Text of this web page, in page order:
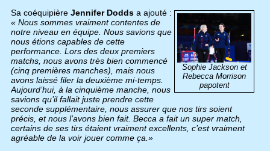
Sophie Jackson et
Rebecca Morrison
papotent
Sa coéquipière Jennifer Doddsa ajouté :
« Nous sommes vraiment contentes de
notre niveau en équipe. Nous savions que
nous étions capables de cette
performance. Lors des deux premiers
matchs, nous avons très bien commencé
(cinq premières manches), mais nous
avons laissé filer la deuxième mi-temps.
Aujourd’hui, à la cinquième manche, nous
savions qu’il fallait juste prendre cette
seconde supplémentaire, nous assurer que nos tirs soient
précis, et nous l’avons bien fait. Becca a fait un super match,
certains de ses tirs étaient vraiment excellents, c’est vraiment
agréable de la voir jouer comme ça.»